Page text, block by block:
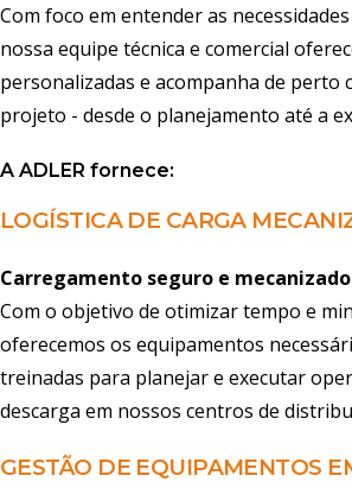
Com foco em entender as
nossa equipe técnica e comercial
personalizadas e acompanha de perto
projeto - desde o planejamento até a
A ADLER fornece:
LOGÍSTICA DE CARGA
Carregamento seguro e
Com o objetivo de otimizar tempo e
oferecemos os equipamentos
treinadas para planejar e executar
descarga em nossos centros de
GESTÃO DE EQUIPAMENTOS